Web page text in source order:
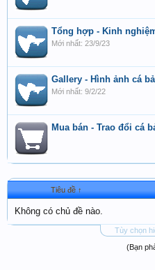
Tổng hợp - Kinh
23/9/23
Gallery - Hình ảnh cá
9/2/22
Mua bán - Trao đổi cá
Tiêu đề ↑
Không có chủ đề nào.
Tùy chọn
(Bạn